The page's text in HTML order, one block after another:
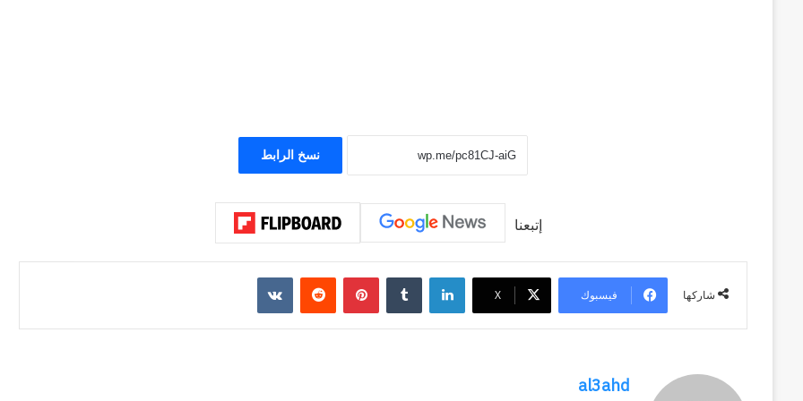
نسخ الرابط
إتبعنا
شاركها فيسبوك ‫X
لينكدإن
‏Tumblr بينتيريست
‏Reddit
‏VKontakte
al3ahd